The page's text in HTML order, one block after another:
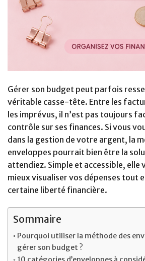
Gérer son budget peut parfois
véritable casse-tête. Entre les
les imprévus, il n’est pas toujours
contrôle sur ses finances. Si vous
dans la gestion de votre argent, la
enveloppes pourrait bien être la
attendiez. Simple et accessible, elle
mieux visualiser vos dépenses tout
certaine liberté financière.
Sommaire
Pourquoi utiliser la méthode des
gérer son budget ?